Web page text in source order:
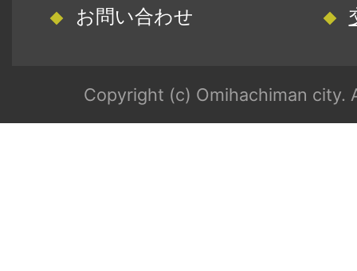
お問い合わせ
Copyright (c) Omihachiman city.